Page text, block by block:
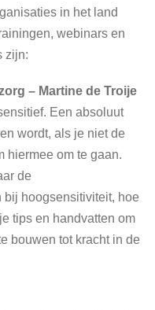
in het land
webinars en
zijn:
– Martine de Troije
Een absoluut
wordt, als je niet de
hiermee om te gaan.
de
bij hoogsensitiviteit, hoe
tips en handvatten om
bouwen tot kracht in de